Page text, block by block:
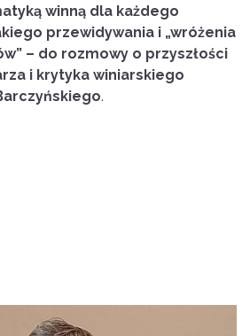
winną dla każdego
przewidywania i „wróżenia
– do rozmowy o przyszłości
i krytyka winiarskiego
.